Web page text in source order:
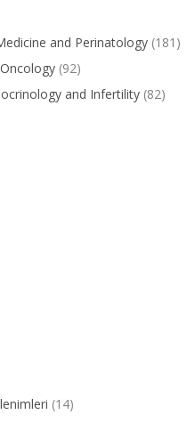
and Perinatology (181)
(92)
and Infertility (82)
(14)